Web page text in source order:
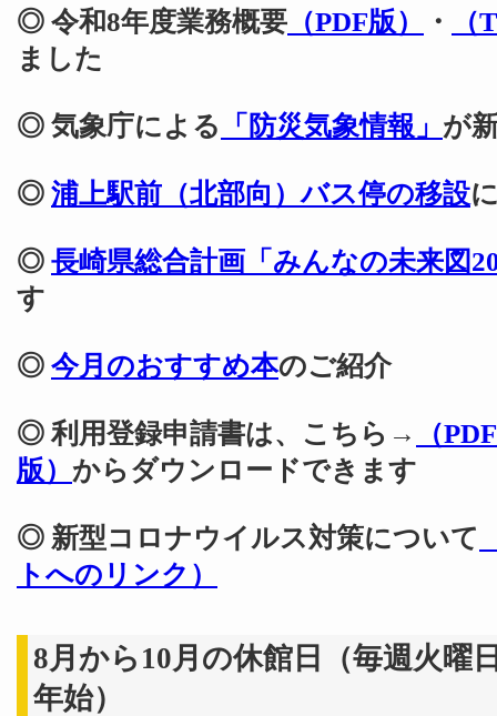
◎ 令和8年度業務概要 （PDF版） ・
ました
◎ 気象庁による 「防災気象情報」 が
◎ 浦上駅前（北部向）バス停の移設
◎ 長崎県総合計画「みんなの未来図
す
◎ 今月のおすすめ本のご紹介
◎ 利用登録申請書は、こちら→
（
版） からダウンロードできます
◎ 新型コロナウイルス対策について
トへのリンク）
8月から10月の休館日（毎週火曜
年始）